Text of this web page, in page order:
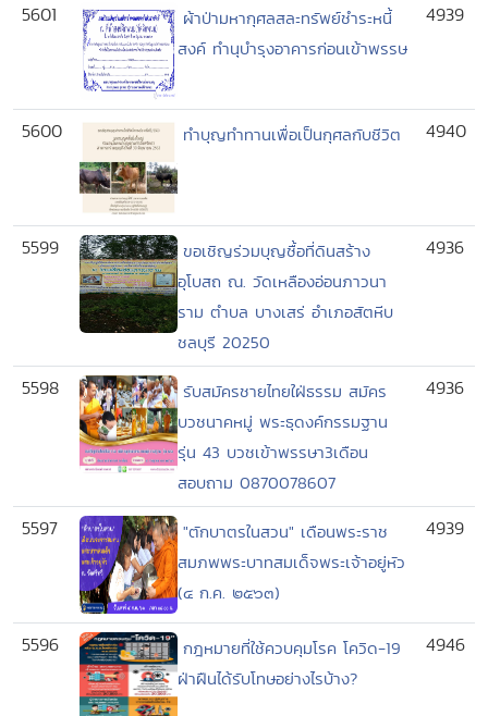
5601
ผ้าป่ามหากุศลสละทรัพย์ชำระหนี้
สงค์ ทำนุบำรุงอาคารก่อนเข้าพรรษ
4939
5600 ทำบุญทำทานเพื่อเป็นกุศลกับชีวิต 4940
5599
ขอเชิญร่วมบุญซื้อที่ดินสร้าง
อุโบสถ ณ. วัดเหลืองอ่อนภาวนา
ราม ตำบล บางเสร่ อำเภอสัตหีบ
ชลบุรี 20250
4936
5598
รับสมัครชายไทยใฝ่ธรรม สมัคร
บวชนาคหมู่ พระธุดงค์กรรมฐาน
รุ่น 43 บวชเข้าพรรษา3เดือน
สอบถาม 0870078607
4936
5597
"ตักบาตรในสวน" เดือนพระราช
สมภพพระบาทสมเด็จพระเจ้าอยู่หัว
(๔ ก.ค. ๒๕๖๓)
4939
5596
กฎหมายที่ใช้ควบคุมโรค โควิด-19
ฝ่าฝืนได้รับโทษอย่างไรบ้าง?
4946